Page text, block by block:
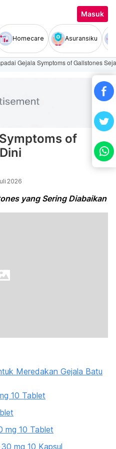
Masuk
Homecare Asuransiku
Gejala Symptoms of Gallstones
of
2026
yang Sering Diabaikan
Meredakan Gejala Batu
10 Tablet
mg 10 Tablet
mg 10 Kapsul